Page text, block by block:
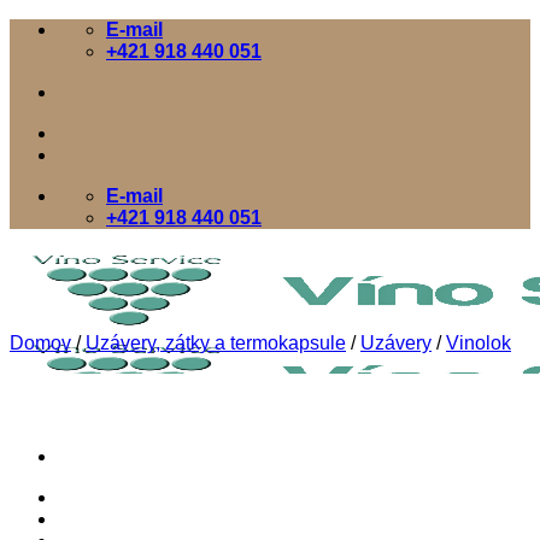
Skip
E-mail
+421 918 440 051
E-mail
+421 918 440 051
Domov / Uzávery, zátky a termokapsule / Uzávery / Vinolok